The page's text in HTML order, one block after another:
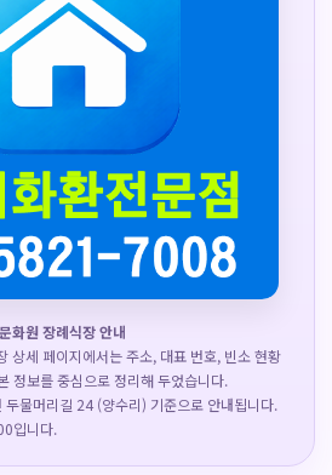
화원 장례식장 안내
상세 페이지에서는 주소, 대표 번호, 빈소 현황
정보를 중심으로 정리해 두었습니다.
물머리길 24 (양수리) 기준으로 안내됩니다.
입니다.